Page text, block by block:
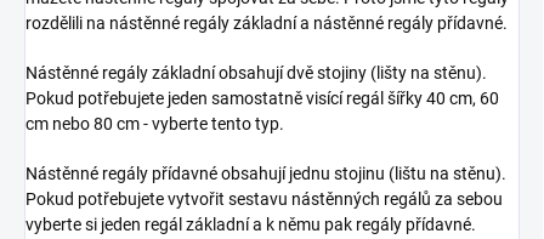
rozdělili na nástěnné regály základní a nástěnné regály přídavné.
Nástěnné regály základní obsahují dvě stojiny (lišty na stěnu).
Pokud potřebujete jeden samostatně visící regál šířky 40 cm, 60
cm nebo 80 cm - vyberte tento typ.
Nástěnné regály přídavné obsahují jednu stojinu (lištu na stěnu).
Pokud potřebujete vytvořit sestavu nástěnných regálů za sebou
vyberte si jeden regál základní a k němu pak regály přídavné.